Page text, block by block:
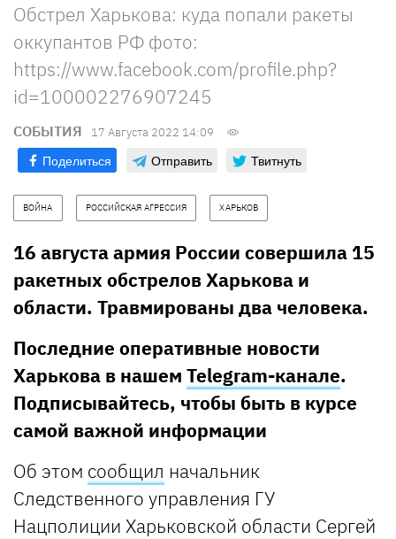
Обстрел Харькова: куда попали ракеты
оккупантов РФ фото:
https://www.facebook.com/profile.php?
id=100002276907245
СОБЫТИЯ 17 Августа 2022 14:09
Поделиться Отправить Твитнуть
ВОЙНА РОССИЙСКАЯ АГРЕССИЯ ХАРЬКОВ
16 августа армия России совершила 15
ракетных обстрелов Харькова и
области. Травмированы два человека.
Последние оперативные новости
Харькова в нашем Telegram-канале.
Подписывайтесь, чтобы быть в курсе
самой важной информации
Об этом сообщил начальник
Следственного управления ГУ
Нацполиции Харьковской области Сергей